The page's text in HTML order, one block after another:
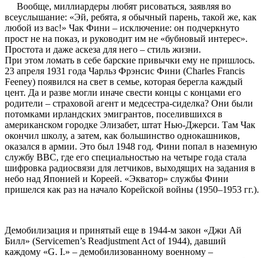
Вообще, миллиардеры любят рисоваться, заявляя во
всеуслышание: «Эй, ребята, я обычный парень, такой же, как
любой из вас!» Чак Фини – исключение: он подчеркнуто
прост не на показ, и руководит им не «бубновый интерес».
Простота и даже аскеза для него – стиль жизни.
При этом ломать в себе барские привычки ему не пришлось.
23 апреля 1931 года Чарльз Фрэнсис Фини (Charles Francis
Feeney) появился на свет в семье, которая берегла каждый
цент. Да и разве могли иначе свести концы с концами его
родители – страховой агент и медсестра-сиделка? Они были
потомками ирландских эмигрантов, поселившихся в
американском городке Элизабет, штат Нью-Джерси. Там Чак
окончил школу, а затем, как большинство однокашников,
оказался в армии. Это был 1948 год. Фини попал в наземную
службу ВВС, где его специальностью на четыре года стала
шифровка радиосвязи для летчиков, выходящих на задания в
небо над Японией и Кореей. «Экватор» службы Фини
пришелся как раз на начало Корейской войны (1950–1953 гг.).
Демобилизация и принятый еще в 1944-м закон «Джи Ай
Билл» (Servicemen’s Readjustment Act of 1944), давший
каждому «G. I.» – демобилизованному военному –